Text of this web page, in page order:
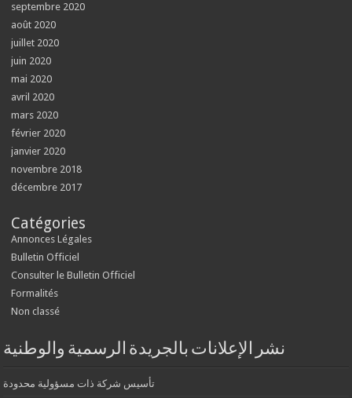
septembre 2020
août 2020
juillet 2020
juin 2020
mai 2020
avril 2020
mars 2020
février 2020
janvier 2020
novembre 2018
décembre 2017
Catégories
Annonces Légales
Bulletin Officiel
Consulter le Bulletin Officiel
Formalités
Non classé
نشر الإعلانات بالجريدة الرسمية والوطنية
تأسيس شركة ذات مسؤولية محدودة